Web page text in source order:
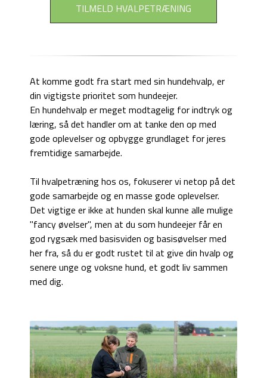
TILMELD HVALPETRÆNING
At komme godt fra start med sin hundehvalp, er
din vigtigste prioritet som hundeejer.
En hundehvalp er meget modtagelig for indtryk og
læring, så det handler om at tanke den op med
gode oplevelser og opbygge grundlaget for jeres
fremtidige samarbejde.
Til hvalpetræning hos os, fokuserer vi netop på det
gode samarbejde og en masse gode oplevelser.
Det vigtige er ikke at hunden skal kunne alle mulige
"fancy øvelser", men at du som hundeejer får en
god rygsæk med basisviden og basisøvelser med
her fra, så du er godt rustet til at give din hvalp og
senere unge og voksne hund, et godt liv sammen
med dig.